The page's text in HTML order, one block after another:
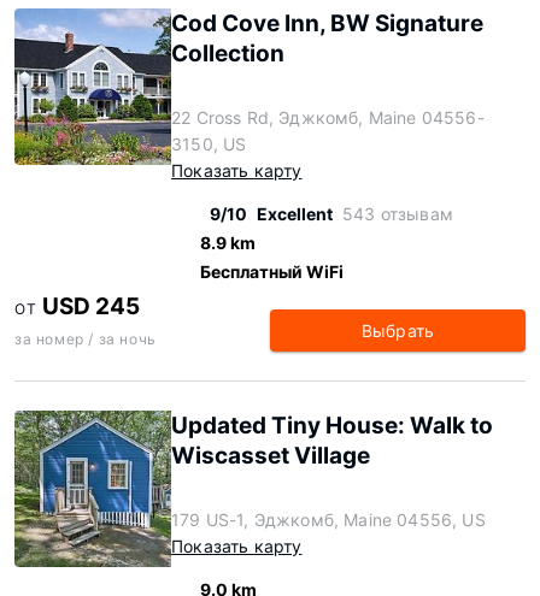
Cod Cove Inn, BW Signature
Collection
22 Cross Rd, Эджкомб, Maine 04556-
3150, US
Показать карту
9/10 Excellent 543 отзывам
8.9 km
Бесплатный WiFi
ОТ USD 245
за номер / за ночь Выбрать
Updated Tiny House: Walk to
Wiscasset Village
179 US-1, Эджкомб, Maine 04556, US
Показать карту
9.0 km